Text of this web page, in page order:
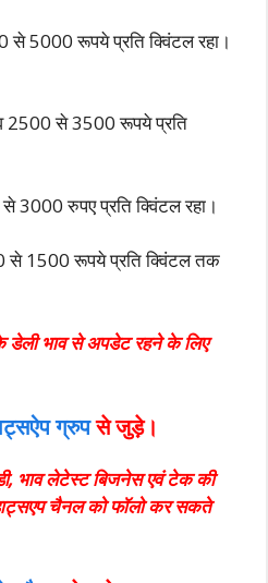
से 5000 रूपये प्रति क्विंटल रहा।
2500 से 3500 रूपये प्रति
3000 रुपए प्रति क्विंटल रहा।
से 1500 रूपये प्रति क्विंटल तक
डेली भाव से अपडेट रहने के लिए
ग्रुपसे जुड़े।
भाव लेटेस्ट बिजनेस एवं टेक की
चैनल को फॉलो कर सकते